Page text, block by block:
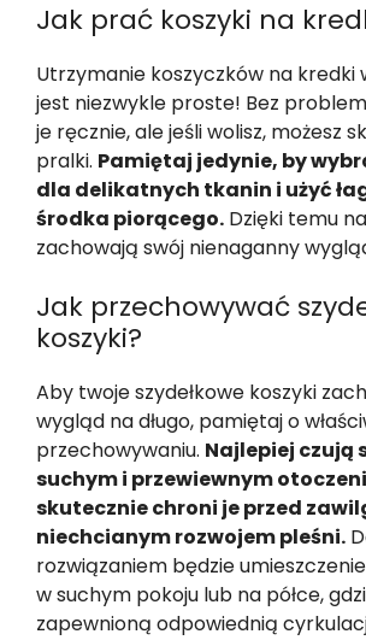
Jak prać koszyki na
Utrzymanie koszyczków na kredki
jest niezwykle proste! Bez
je ręcznie, ale jeśli wolisz, możesz
pralki. Pamiętaj jedynie, by
dla delikatnych tkanin i użyć
środka piorącego. Dzięki temu
zachowają swój nienaganny
Jak przechowywać
koszyki?
Aby twoje szydełkowe koszyki
wygląd na długo, pamiętaj o
przechowywaniu. Najlepiej czują
suchym i przewiewnym
skutecznie chroni je przed
niechcianym rozwojem pleśni.
rozwiązaniem będzie
w suchym pokoju lub na półce,
zapewnioną odpowiednią